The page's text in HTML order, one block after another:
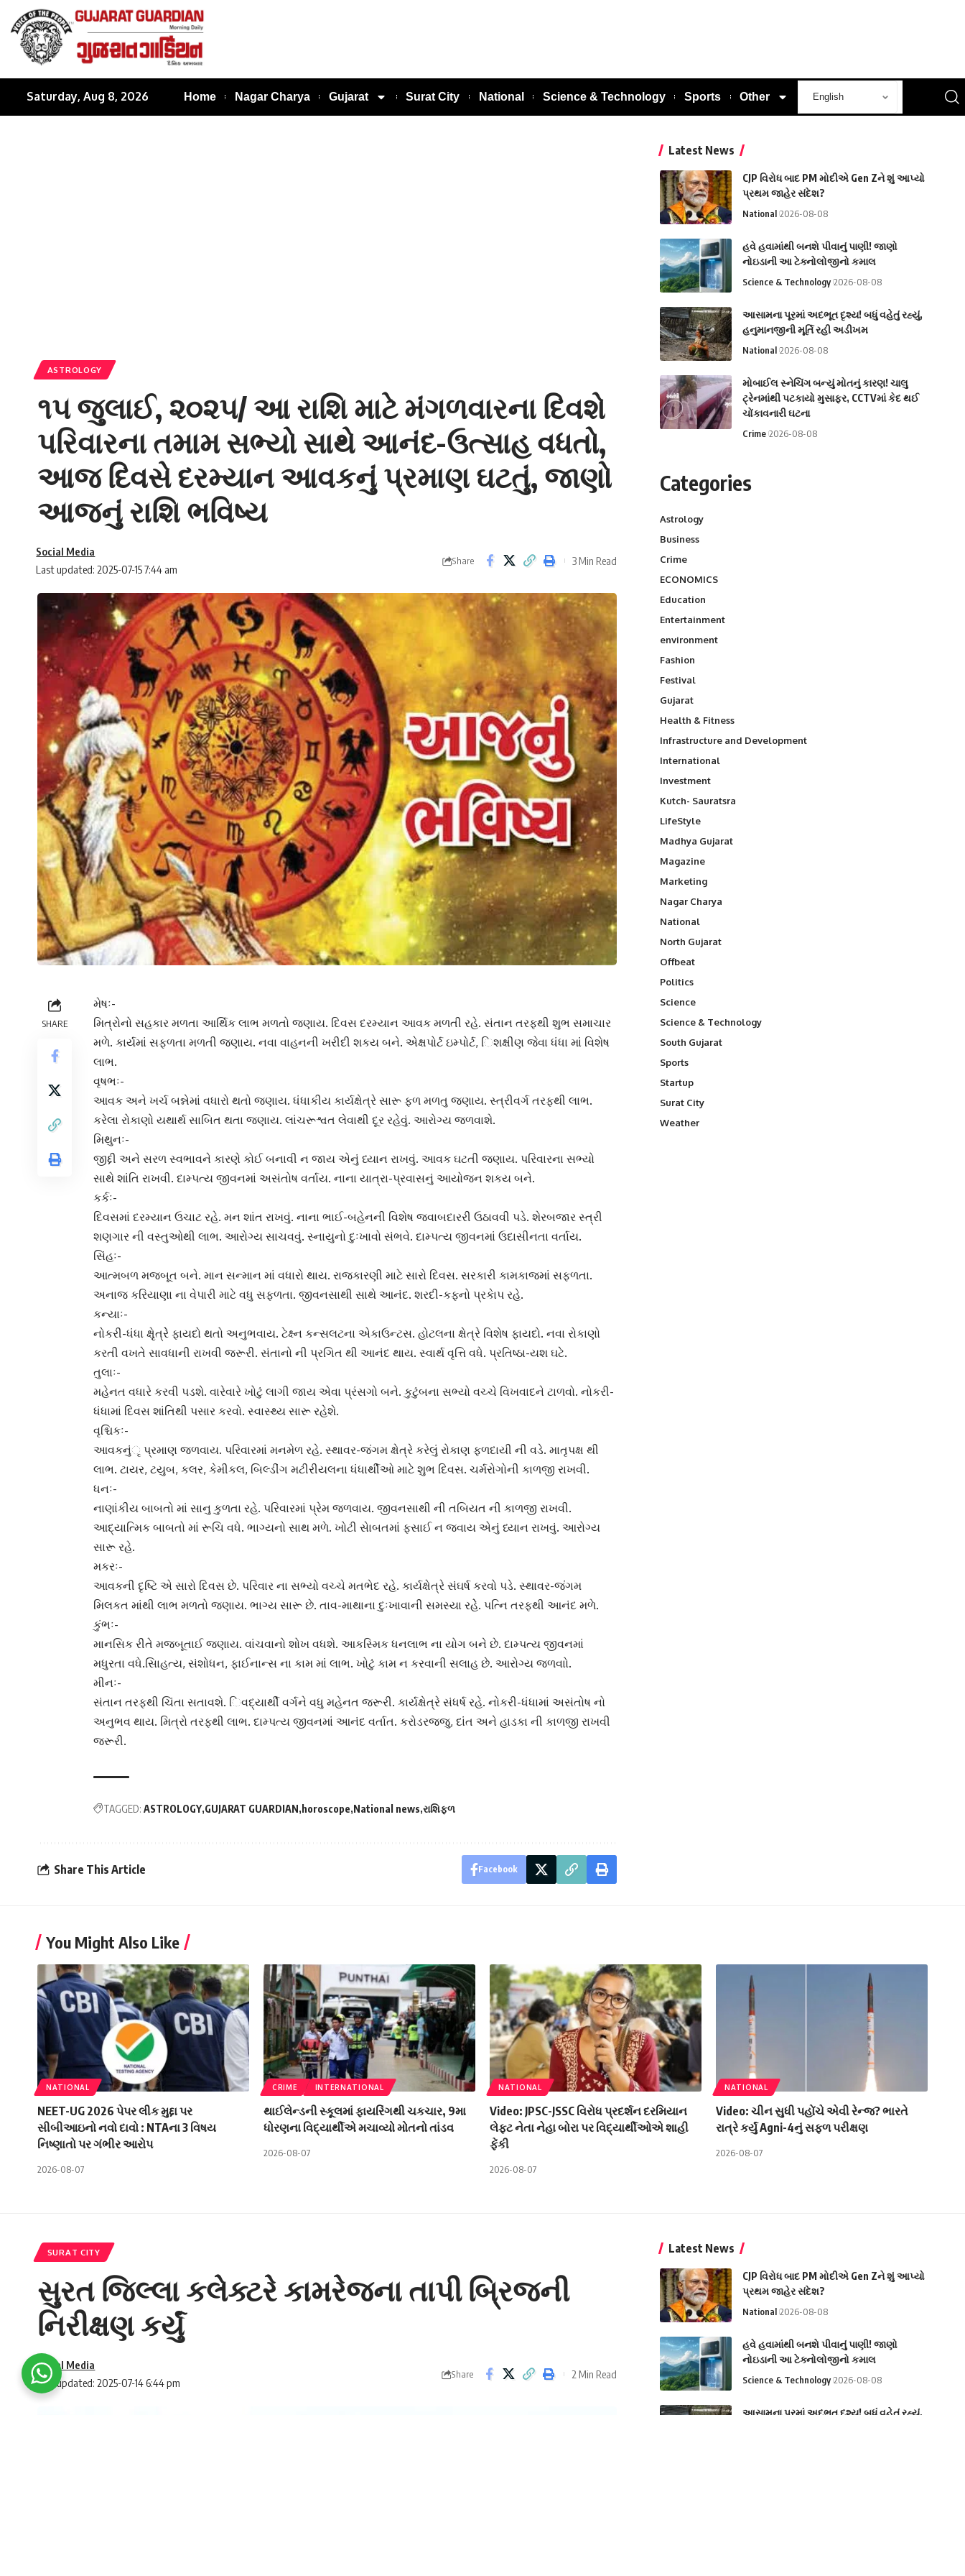
Saturday, Aug 8, 2026 Home Nagar Charya Gujarat Surat City National Science & Technology Sports Other
ASTROLOGY
૧૫ જુલાઈ, ૨૦૨૫/ આ રાશિ માટે મંગળવારના દિવશે
પરિવારના તમામ સભ્યો સાથે આનંદ-ઉત્સાહ વધતો,
આજ દિવસે દરમ્યાન આવકનું પ્રમાણ ઘટતું, જાણો
આજનું રાશિ ભવિષ્ય
Last updated: 2025-07-15 7:44 am
Social Media
Share 3 Min Read
SHARE
મેષઃ-
મિત્રોનો સહકાર મળતા આર્થિક લાભ મળતો જણાય. દિવસ દરમ્યાન આવક મળતી રહે. સંતાન તરફથી શુભ સમાચાર
મળે. કાર્યમાં સફળતા મળતી જણાય. નવા વાહનની ખરીદી શકય બને. એક્ષપોર્ટ ઇમ્પોર્ટ, ‌િશક્ષીણ જેવા ધંધા માં વિશેષ
લાભ.
વૃષભઃ-
આવક અને ખર્ચ બન્નેમાં વધારો થતો જણાય. ધંધાકીય કાર્યક્ષેત્રે સારૂ ફળ મળતુ જણાય. સ્ત્રીવર્ગ તરફથી લાભ.
કરેલા રોકાણો યથાર્થ સાબિત થતા જણાય. લાંચરૂશ્વત લેવાથી દૂર રહેવું. આરોગ્ય જળવાશે.
મિથુનઃ-
જીદ્દી અને સરળ સ્વભાવને કારણે કોઈ બનાવી ન જાય એનું ધ્યાન રાખવું. આવક ઘટતી જણાય. પરિવારના સભ્યો
સાથે શાંતિ રાખવી. દામ્પત્ય જીવનમાં અસંતોષ વર્તાય. નાના યાત્રા-પ્રવાસનુ‌ં આયોજન શકય બને.
કર્કઃ-
દિવસમાં દરમ્યાન ઉચાટ રહે. મન શાંત રાખવું. નાના ભાઈ-બહેનની વિશેષ જવાબદારરી ઉઠાવવી પડે. શેરબજાર સ્ત્રી
શણગાર ની વસ્તુઓથી લાભ. આરોગ્ય સાચવવું. સ્નાયુનો દુઃખાવો સંભવે. દા‌મ્પત્ય જીવનમાં ઉદાસીનતા વર્તાય.
સિંહઃ-
આત્મબળ મજબૂત બને. માન સન્માન માં વધારો થાય. રાજકારણી માટે સારો દિવસ. સરકારી કામકાજમાં સફળતા.
અનાજ કરિયાણા ના વેપારી માટે વધુ સફળતા. જીવનસાથી સાથે આનંદ. શરદી-કફનો પ્રકાેપ રહે.
કન્યાઃ-
નોકરી-ધંધા ક્ષૃૃેત્રેે ફાયદો થતો અનુભવાય. ટેક્ષ્ન કન્સલટના એકાઉન્ટસ. હોટલના ક્ષેત્રે વિશેષ ફાયદો. નવા રોકાણો
કરતી વખતે સાવધાની રાખવી જરૂરી. સંતાનો ની પ્રગ‌િત થી આનંદ થાય. સ્વાર્થ વૃત્તિ વધે. પ્રતિષ્ઠા-યશ ઘટે.
તુલાઃ-
મહેનત વધારે કરવી પડશે. વારેવારે ખોટું લાગી જાય એવા પ્રંસગો બને. કુટુંબના સભ્યો વચ્ચે વિખવાદને ટાળવો. નોકરી-
ધંધામાં દિવસ શાંતિથી પસાર કરવો. સ્વાસ્થ્ય સારૂ રહેશે.
વૃશ્ચિકઃ-
આવકનુંૃ પ્રમાણ જળવાય. પરિવારમાં મનમેળ રહે. સ્થાવર-જંગમ ક્ષેત્રે કરેલું રોકાણ ફળદાયી ની વડે. માતૃપક્ષ થી
લાભ. ટાયર, ટયુબ, કલર, કેમીકલ, બિલ્ડીંગ મટીરીયલના ધંધાર્થીઓ માટે શુભ દિવસ. ચર્મરોગોની કાળજી રાખવી.
ધનઃ-
નાણાંકીય બાબતો માં સાનુ કુળતા રહે. પરિવારમાં પ્રેમ જળવાય. જીવનસાથી ની તબિયત ની કાળજી રાખવી.
આદ્યાત્મિક બાબતો માં રૂચિ વધે. ભાગ્યનો સાથ મળે. ખોટી સાેબતમાં ફસાઈ ન જવાય એનું ધ્યાન રાખવું. આરોગ્ય
સારૂ રહે.
મકરઃ-
આવકની દૃષ્ટિ એ સારો દિવસ છે. પરિવાર ના સભ્યો વચ્ચે મતભેદ રહે. કાર્યક્ષેત્રે સંઘર્ષ કરવો પડે. સ્થાવર-જંગમ
મિલકત માંથી લાભ મળતો જણાય. ભાગ્ય સારૂ છે. તાવ-માથાના દુઃખાવાની સમસ્યા રહેે. પત્નિ તરફથી આનંદ મળે.
કુંભઃ-
માનસિક રીતે મજબૂતાઈ જણાય. વાંચવાનો શોખ વધશે. આકસ્મિક ધનલાભ ના યોગ બને છે. દામ્પત્ય જીવનમાં
મધુરતા વધે.સા‌િહત્ય, સંશોધન, ફાઈનાન્સ ના કામ માં લાભ. ખોટું કામ ન કરવાની સલાહ છે. આરોગ્ય જળવાો.
મીનઃ-
સંતાન તરફથી ચિંતા સતાવશે. ‌િવદ્યાર્થી વર્ગને વધુ મહેનત જરૂરી. કાર્યક્ષેત્રે સંધર્ષ રહે. નોકરી-ધંધામાં અસંતોષ નો
અનુભવ થાય. મિત્રો તરફથી લાભ. દામ્પત્ય જીવનમાં આનંદ વર્તાત. કરોડરજ્જુ, દાંત અને હાડકા ની કાળજી રાખવી
જરૂરી.
TAGGED: ASTROLOGY GUJARAT GUARDIAN horoscope National news રાશિફળ
Share This Article Facebook
Latest News
CJP વિરોધ બાદ PM મોદીએ Gen Zને શું આપ્યો
પ્રથમ જાહેર સંદેશ?
National 2026-08-08
હવે હવામાંથી બનશે પીવાનું પાણી! જાણો
નોઇડાની આ ટેક્નોલોજીનો કમાલ
Science & Technology 2026-08-08
આસામના પૂરમાં અદભૂત દૃશ્ય! બધું વહેતું રહ્યું,
હનુમાનજીની મૂર્તિ રહી અડીખમ
National 2026-08-08
મોબાઈલ સ્નેચિંગ બન્યું મોતનું કારણ! ચાલુ
ટ્રેનમાંથી પટકાયો મુસાફર, CCTVમાં કેદ થઈ
ચોંકાવનારી ઘટના
Crime 2026-08-08
Categories
Astrology
Business
Crime
ECONOMICS
Education
Entertainment
environment
Fashion
Festival
Gujarat
Health & Fitness
Infrastructure and Development
International
Investment
Kutch- Sauratsra
LifeStyle
Madhya Gujarat
Magazine
Marketing
Nagar Charya
National
North Gujarat
Offbeat
Politics
Science
Science & Technology
South Gujarat
Sports
Startup
Surat City
Weather
You Might Also Like
NATIONAL
NEET-UG 2026 પેપર લીક મુદ્દા પર
સીબીઆઇનો નવો દાવો : NTAના 3 વિષય
નિષ્ણાતો પર ગંભીર આરોપ
2026-08-07
CRIME INTERNATIONAL
થાઈલેન્ડની સ્કૂલમાં ફાયરિંગથી ચકચાર, 9મા
ધોરણના વિદ્યાર્થીએ મચાવ્યો મોતનો તાંડવ
2026-08-07
NATIONAL
Video: JPSC-JSSC વિરોધ પ્રદર્શન દરમિયાન
લેફ્ટ નેતા નેહા બોરા પર વિદ્યાર્થીઓએ શાહી
ફેંકી
2026-08-07
NATIONAL
Video: ચીન સુધી પહોંચે એવી રેન્જ? ભારતે
રાત્રે કર્યું Agni-4નું સફળ પરીક્ષણ
2026-08-07
SURAT CITY
સુરત જિલ્લા કલેક્ટરે કામરેજના તાપી બ્રિજની
નિરીક્ષણ કર્યું
Last updated: 2025-07-14 6:44 pm
Social Media
Share 2 Min Read
Latest News
CJP વિરોધ બાદ PM મોદીએ Gen Zને શું આપ્યો
પ્રથમ જાહેર સંદેશ?
National 2026-08-08
હવે હવામાંથી બનશે પીવાનું પાણી! જાણો
નોઇડાની આ ટેક્નોલોજીનો કમાલ
Science & Technology 2026-08-08
આસામના પૂરમાં અદભૂત દૃશ્ય! બધું વહેતું રહ્યું,